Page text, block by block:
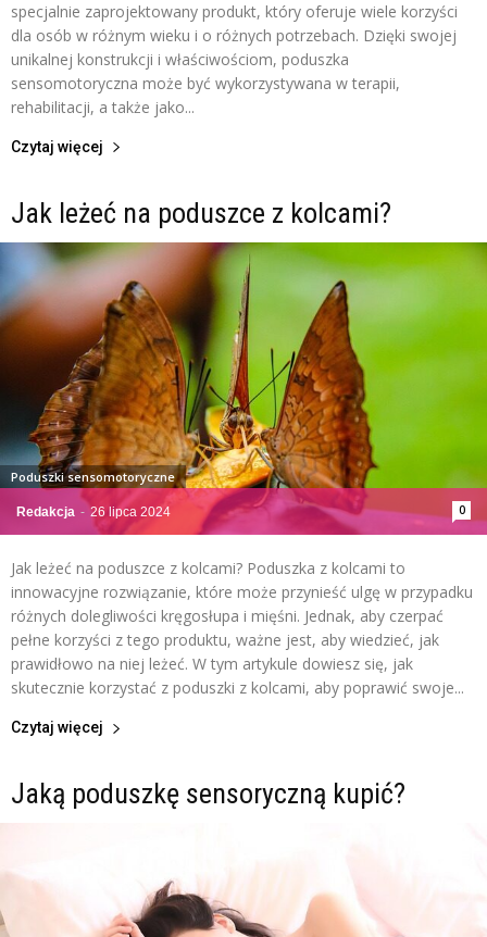
specjalnie zaprojektowany produkt, który oferuje wiele korzyści
dla osób w różnym wieku i o różnych potrzebach. Dzięki swojej
unikalnej konstrukcji i właściwościom, poduszka
sensomotoryczna może być wykorzystywana w terapii,
rehabilitacji, a także jako...
Czytaj więcej
Jak leżeć na poduszce z kolcami?
Redakcja - 26 lipca 2024 0
Poduszki sensomotoryczne
Jak leżeć na poduszce z kolcami? Poduszka z kolcami to
innowacyjne rozwiązanie, które może przynieść ulgę w przypadku
różnych dolegliwości kręgosłupa i mięśni. Jednak, aby czerpać
pełne korzyści z tego produktu, ważne jest, aby wiedzieć, jak
prawidłowo na niej leżeć. W tym artykule dowiesz się, jak
skutecznie korzystać z poduszki z kolcami, aby poprawić swoje...
Czytaj więcej
Jaką poduszkę sensoryczną kupić?